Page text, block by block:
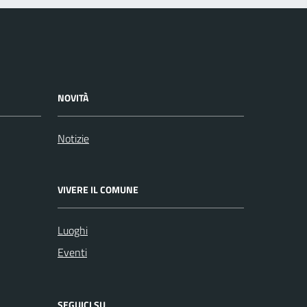
NOVITÀ
Notizie
VIVERE IL COMUNE
Luoghi
Eventi